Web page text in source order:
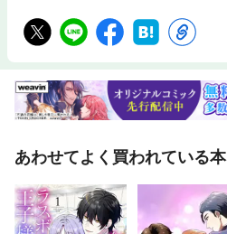
あわせてよく買われている本